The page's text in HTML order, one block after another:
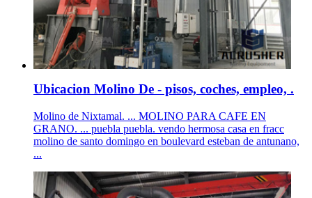
Ubicacion Molino De - pisos, coches, empleo, .
Molino de Nixtamal. ... MOLINO PARA CAFE EN
GRANO. ... puebla puebla. vendo hermosa casa en fracc
molino de santo domingo en boulevard esteban de antunano,
...